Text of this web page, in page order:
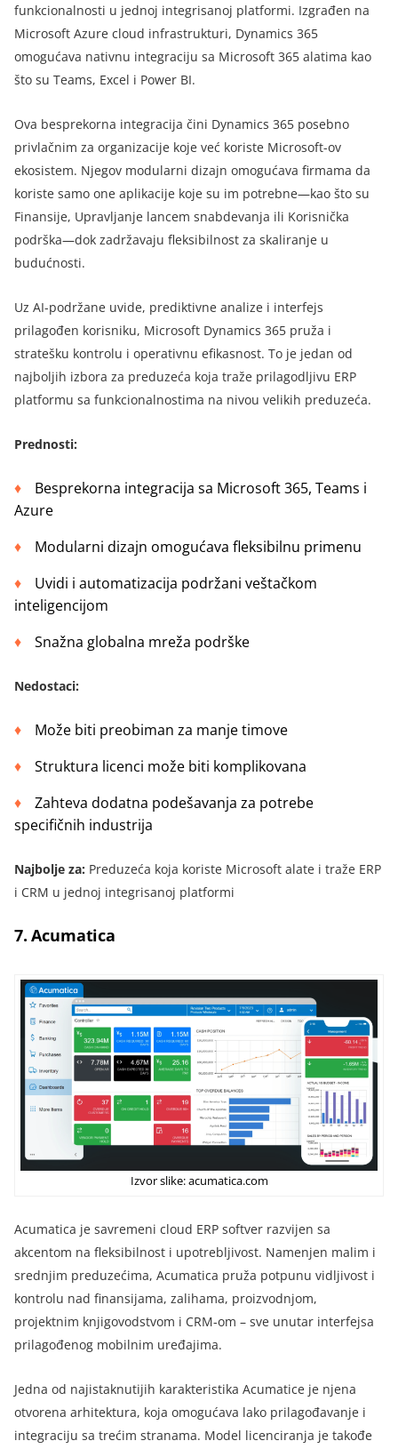
funkcionalnosti u jednoj integrisanoj platformi. Izgrađen na
Microsoft Azure cloud infrastrukturi, Dynamics 365
omogućava nativnu integraciju sa Microsoft 365 alatima kao
što su Teams, Excel i Power BI.
Ova besprekorna integracija čini Dynamics 365 posebno
privlačnim za organizacije koje već koriste Microsoft-ov
ekosistem. Njegov modularni dizajn omogućava firmama da
koriste samo one aplikacije koje su im potrebne—kao što su
Finansije, Upravljanje lancem snabdevanja ili Korisnička
podrška—dok zadržavaju fleksibilnost za skaliranje u
budućnosti.
Uz AI-podržane uvide, prediktivne analize i interfejs
prilagođen korisniku, Microsoft Dynamics 365 pruža i
stratešku kontrolu i operativnu efikasnost. To je jedan od
najboljih izbora za preduzeća koja traže prilagodljivu ERP
platformu sa funkcionalnostima na nivou velikih preduzeća.
Prednosti:
Besprekorna integracija sa Microsoft 365, Teams i
Azure
Modularni dizajn omogućava fleksibilnu primenu
Uvidi i automatizacija podržani veštačkom
inteligencijom
Snažna globalna mreža podrške
Nedostaci:
Može biti preobiman za manje timove
Struktura licenci može biti komplikovana
Zahteva dodatna podešavanja za potrebe
specifičnih industrija
Najbolje za: Preduzeća koja koriste Microsoft alate i traže ERP
i CRM u jednoj integrisanoj platformi
7. Acumatica
Izvor slike: acumatica.com
Acumatica je savremeni cloud ERP softver razvijen sa
akcentom na fleksibilnost i upotrebljivost. Namenjen malim i
srednjim preduzećima, Acumatica pruža potpunu vidljivost i
kontrolu nad finansijama, zalihama, proizvodnjom,
projektnim knjigovodstvom i CRM-om – sve unutar interfejsa
prilagođenog mobilnim uređajima.
Jedna od najistaknutijih karakteristika Acumatice je njena
otvorena arhitektura, koja omogućava lako prilagođavanje i
integraciju sa trećim stranama. Model licenciranja je takođe